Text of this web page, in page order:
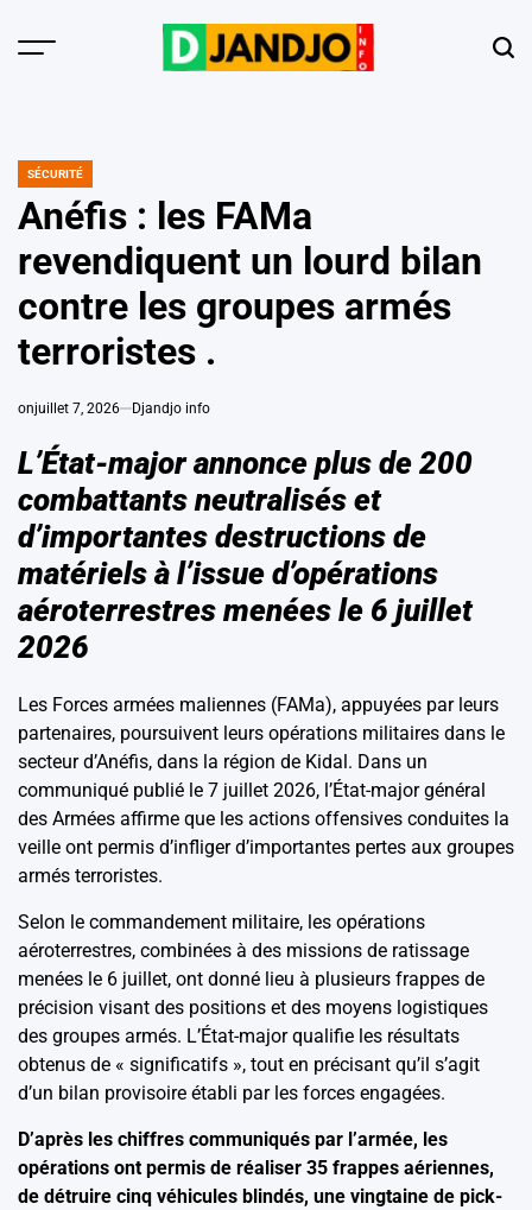
Menu
POSTED
SÉCURITÉ
Anéfis : les FAMa
revendiquent un lourd bilan
contre les groupes armés
terroristes .
onjuillet 7, 2026 Djandjo info
L’État-major annonce plus de 200
combattants neutralisés et
d’importantes destructions de
matériels à l’issue d’opérations
aéroterrestres menées le 6 juillet
2026
Les Forces armées maliennes (FAMa), appuyées par leurs
partenaires, poursuivent leurs opérations militaires dans le
secteur d’Anéfis, dans la région de Kidal. Dans un
communiqué publié le 7 juillet 2026, l’État-major général
des Armées affirme que les actions offensives conduites la
veille ont permis d’infliger d’importantes pertes aux groupes
armés terroristes.
Selon le commandement militaire, les opérations
aéroterrestres, combinées à des missions de ratissage
menées le 6 juillet, ont donné lieu à plusieurs frappes de
précision visant des positions et des moyens logistiques
des groupes armés. L’État-major qualifie les résultats
obtenus de « significatifs », tout en précisant qu’il s’agit
d’un bilan provisoire établi par les forces engagées.
D’après les chiffres communiqués par l’armée, les
opérations ont permis de réaliser 35 frappes aériennes,
de détruire cinq véhicules blindés, une vingtaine de pick-